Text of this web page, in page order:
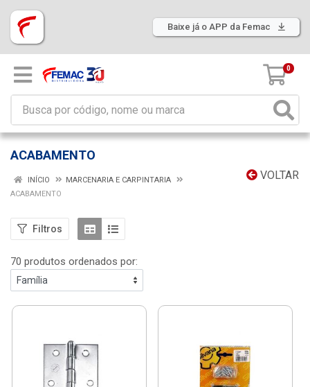
Baixe já o APP da Femac
0
ACABAMENTO
VOLTAR
INÍCIO
MARCENARIA E CARPINTARIA
ACABAMENTO
Filtros
70 produtos ordenados por: